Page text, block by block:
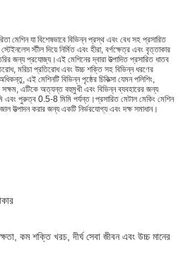
মেশিন যা বিশেষভাবে বিভিন্ন প্রস্থ এবং বেধ সহ প্রসারিত
স্টীল দিয়ে নির্মিত এবং হীরা, বর্গক্ষেত্র এবং বৃত্তাকার
জন্য প্রযোজ্য।এই মেশিনের দ্বারা উত্পাদিত প্রসারিত ধাতব
মরিচা প্রতিরোধ এবং উচ্চ শক্তি সহ বিভিন্ন ধরণের
এই মেশিনটি বিভিন্ন পৃষ্ঠের চিকিত্সা যেমন পলিশিং,
সক্ষম, এটিকে অত্যন্ত বহুমুখী এবং বিভিন্ন ব্যবহারের জন্য
পুরুত্ব 0.5-8 মিমি পর্যন্ত।প্রসারিত মেটাল মেকিং মেশিন
উত্পাদন করার জন্য একটি নির্ভরযোগ্য এবং দক্ষ সমাধান।
কম শক্তি খরচ, দীর্ঘ সেবা জীবন এবং উচ্চ মানের